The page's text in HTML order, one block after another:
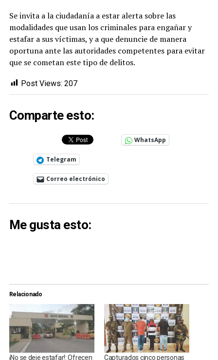
Se invita a la ciudadanía a estar alerta sobre las
modalidades que usan los criminales para engañar y
estafar a sus víctimas, y a que denuncie de manera
oportuna ante las autoridades competentes para evitar
que se cometan este tipo de delitos.
Post Views: 207
Comparte esto:
WhatsApp
Telegram
Correo electrónico
Me gusta esto:
Relacionado
¡No se deje estafar!: Ofrecen
Capturados cinco personas